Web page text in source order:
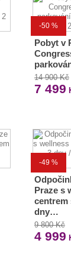
-50 %
Pobyt v
14 900 Kč
7 499
-49 %
Praze s
centrem
dny…
9 800 Kč
4 999